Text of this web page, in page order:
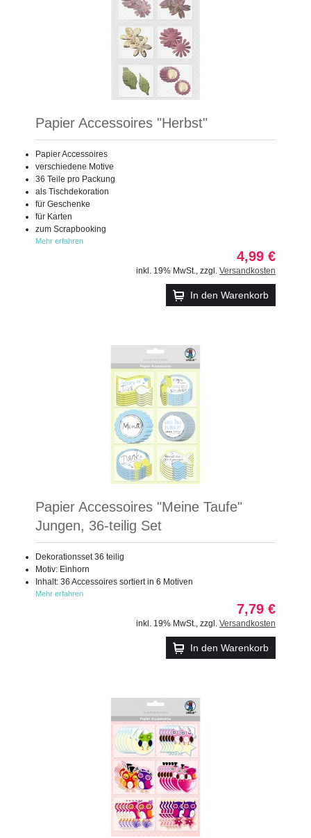
Papier Accessoires "Herbst"
Papier Accessoires
verschiedene Motive
36 Teile pro Packung
als Tischdekoration
für Geschenke
für Karten
zum Scrapbooking
Mehr erfahren
4,99 €
inkl. 19% MwSt. zzgl. Versandkosten
In den Warenkorb
Papier Accessoires "Meine Taufe"
Jungen, 36-teilig Set
Dekorationsset 36 teilig
Motiv: Einhorn
Inhalt: 36 Accessoires sortiert in 6 Motiven
Mehr erfahren
7,79 €
inkl. 19% MwSt. zzgl. Versandkosten
In den Warenkorb